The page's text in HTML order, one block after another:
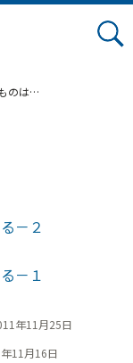
のは…
－２
－１
年11月25日
11月16日